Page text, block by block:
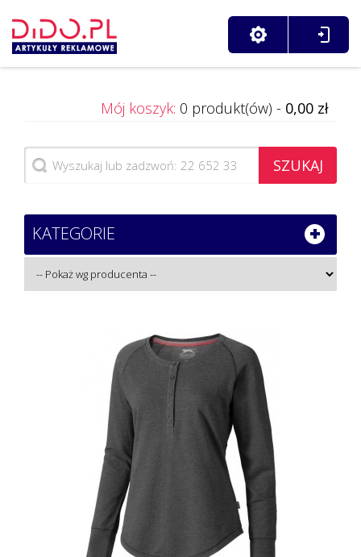
Mój koszyk: 0 produkt(ów) - 0,00 zł
SZUKAJ
KATEGORIE